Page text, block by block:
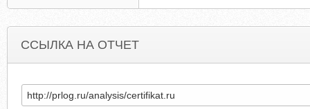
ССЫЛКА НА ОТЧЕТ